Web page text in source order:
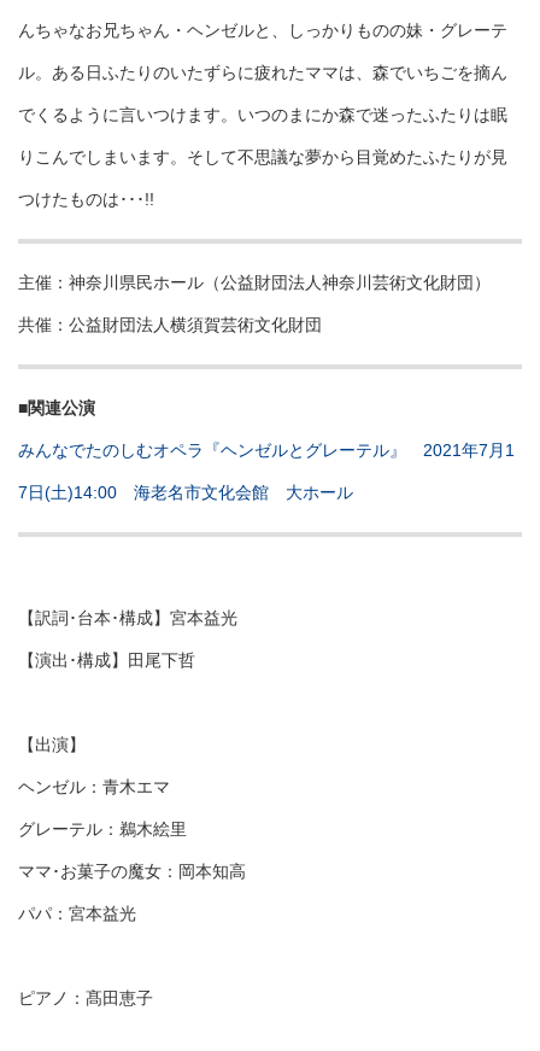
んちゃなお兄ちゃん・ヘンゼルと、しっかりものの妹・グレーテ
ル。ある日ふたりのいたずらに疲れたママは、森でいちごを摘ん
でくるように言いつけます。いつのまにか森で迷ったふたりは眠
りこんでしまいます。そして不思議な夢から目覚めたふたりが見
つけたものは･･･!!
主催：神奈川県民ホール（公益財団法人神奈川芸術文化財団）
共催：公益財団法人横須賀芸術文化財団
■関連公演
みんなでたのしむオペラ『ヘンゼルとグレーテル』 2021年7月1
7日(土)14:00 海老名市文化会館 大ホール
【訳詞･台本･構成】宮本益光
【演出･構成】田尾下哲
【出演】
ヘンゼル：青木エマ
グレーテル：鵜木絵里
ママ･お菓子の魔女：岡本知高
パパ：宮本益光
ピアノ：髙田恵子